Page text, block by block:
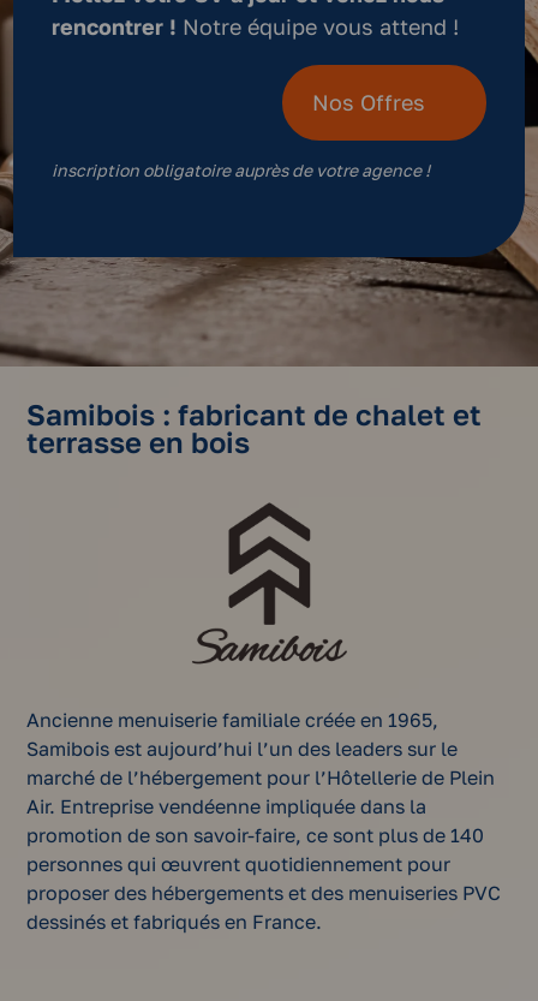
rencontrer ! Notre équipe vous attend !
Nos Offres
inscription obligatoire auprès de votre agence !
Samibois : fabricant de chalet et
terrasse en bois
Ancienne menuiserie familiale créée en 1965,
Samibois est aujourd’hui l’un des leaders sur le
marché de l’hébergement pour l’Hôtellerie de Plein
Air. Entreprise vendéenne impliquée dans la
promotion de son savoir-faire, ce sont plus de 140
personnes qui œuvrent quotidiennement pour
proposer des hébergements et des menuiseries PVC
dessinés et fabriqués en France.